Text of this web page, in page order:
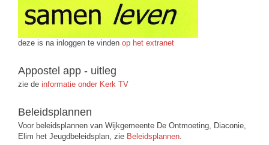
deze is na inloggen te vinden op het extranet
Appostel app - uitleg
zie de informatie onder Kerk TV
Beleidsplannen
Voor beleidsplannen van Wijkgemeente De Ontmoeting, Diaconie,
Elim het Jeugdbeleidsplan, zie Beleidsplannen.